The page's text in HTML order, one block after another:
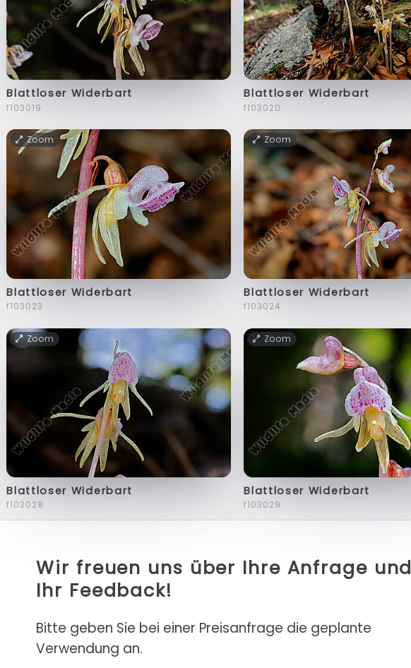
Blattloser Widerbart
f103019
Blattloser Widerbart
f103020
Zoom
Blattloser Widerbart
f103023
Zoom
Blattloser Widerbart
f103024
Zoom
Blattloser Widerbart
f103028
Zoom
Blattloser Widerbart
f103029
Wir freuen uns über Ihre Anfrage und
Ihr Feedback!
Bitte geben Sie bei einer Preisanfrage die geplante
Verwendung an.